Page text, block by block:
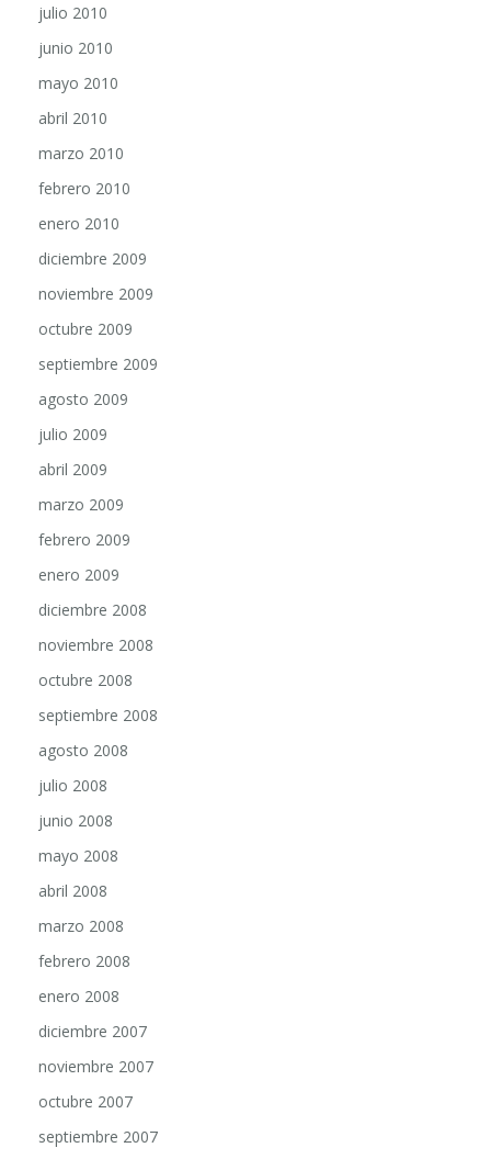
julio 2010
junio 2010
mayo 2010
abril 2010
marzo 2010
febrero 2010
enero 2010
diciembre 2009
noviembre 2009
octubre 2009
septiembre 2009
agosto 2009
julio 2009
abril 2009
marzo 2009
febrero 2009
enero 2009
diciembre 2008
noviembre 2008
octubre 2008
septiembre 2008
agosto 2008
julio 2008
junio 2008
mayo 2008
abril 2008
marzo 2008
febrero 2008
enero 2008
diciembre 2007
noviembre 2007
octubre 2007
septiembre 2007